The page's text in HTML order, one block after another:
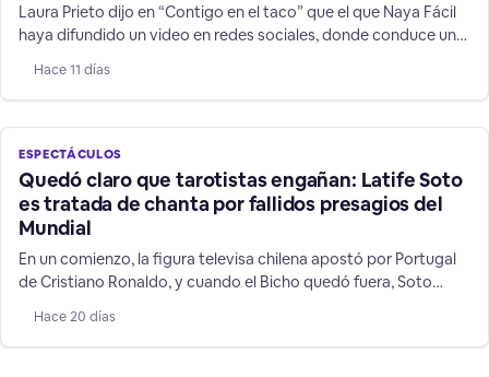
Laura Prieto dijo en “Contigo en el taco” que el que Naya Fácil
haya difundido un video en redes sociales, donde conduce un
irresponsabilidad sobre todo frente a niños y jóvenes que la
siguen.
Hace 11 días
ESPECTÁCULOS
Quedó claro que tarotistas engañan: Latife Soto
es tratada de chanta por fallidos presagios del
Mundial
En un comienzo, la figura televisa chilena apostó por Portugal
de Cristiano Ronaldo, y cuando el Bicho quedó fuera, Soto
rubro de supuestos "videntes".
Hace 20 días